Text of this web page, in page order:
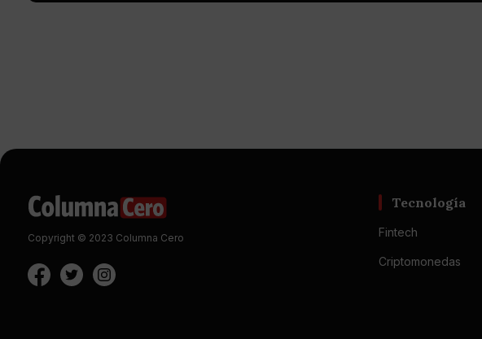
Copyright © 2023 Columna Cero
Tecnología
Fintech
Criptomonedas